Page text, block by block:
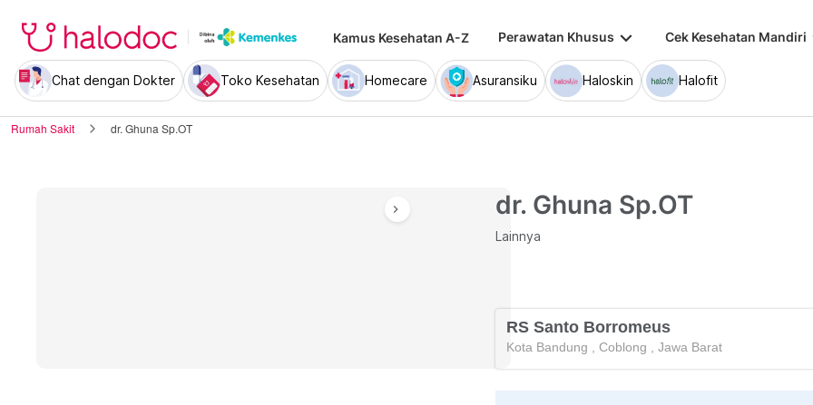
Kamus Kesehatan A-Z Perawatan Khusus keyboard_arrow_down Cek Kesehatan Mandiri
Chat dengan Dokter Toko Kesehatan Homecare Asuransiku Haloskin Halofit
Rumah Sakit dr. Ghuna Sp.OT
chevron_right dr. Ghuna Sp.OT
Lainnya
RS Santo Borromeus
Kota Bandung Coblong Jawa Barat